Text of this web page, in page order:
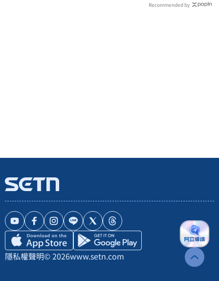
Recommended by
隱私權聲明© 2026www.setn.com